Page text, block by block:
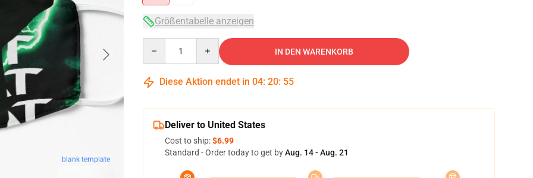
blank template
Größentabelle anzeigen
IN DEN WARENKORB
Diese Aktion endet in 04: 20: 54
Deliver to United States
Cost to ship:$6.99
Standard - Order today to get byAug. 14 - Aug. 21